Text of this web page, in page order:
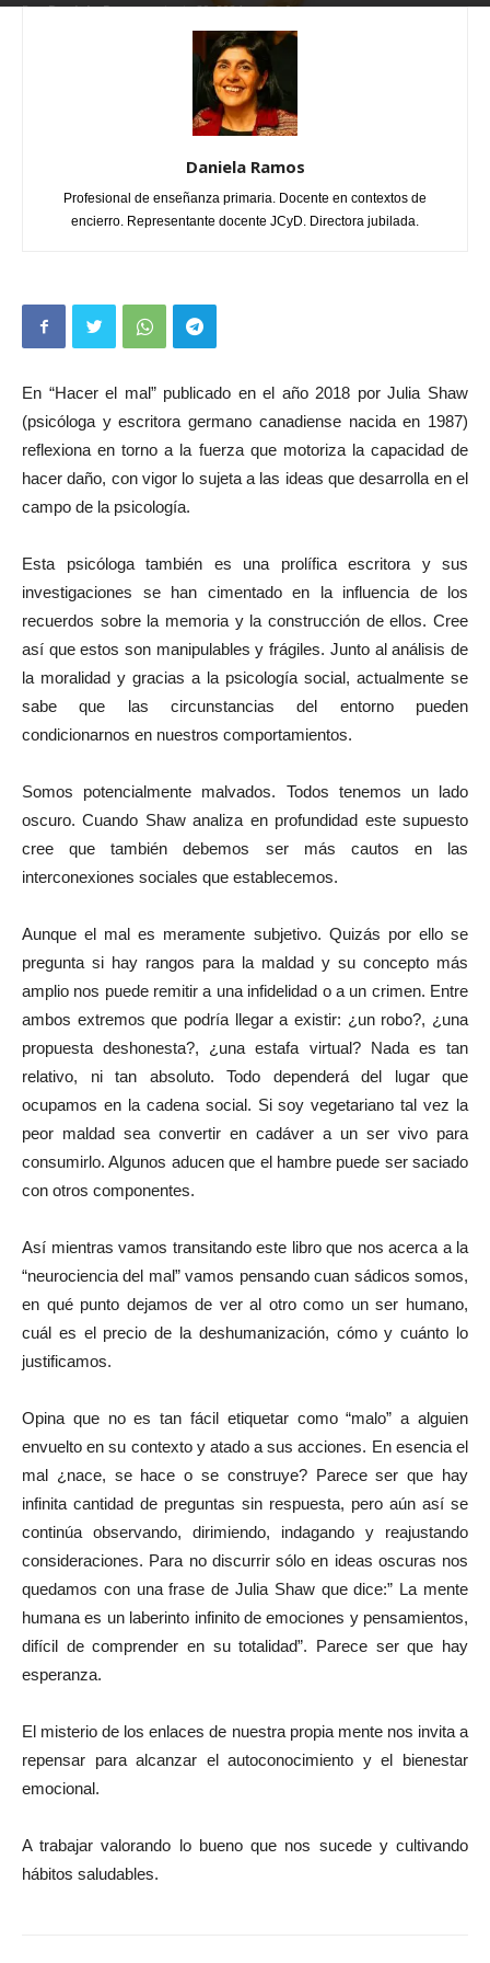
Por Daniela Ramos - junio 29, 2024 0
Daniela Ramos
Profesional de enseñanza primaria. Docente en contextos de
encierro. Representante docente JCyD. Directora jubilada.
En “Hacer el mal” publicado en el año 2018 por Julia Shaw
(psicóloga y escritora germano canadiense nacida en 1987)
reflexiona en torno a la fuerza que motoriza la capacidad de
hacer daño, con vigor lo sujeta a las ideas que desarrolla en el
campo de la psicología.
Esta psicóloga también es una prolífica escritora y sus
investigaciones se han cimentado en la influencia de los
recuerdos sobre la memoria y la construcción de ellos. Cree
así que estos son manipulables y frágiles. Junto al análisis de
la moralidad y gracias a la psicología social, actualmente se
sabe que las circunstancias del entorno pueden
condicionarnos en nuestros comportamientos.
Somos potencialmente malvados. Todos tenemos un lado
oscuro. Cuando Shaw analiza en profundidad este supuesto
cree que también debemos ser más cautos en las
interconexiones sociales que establecemos.
Aunque el mal es meramente subjetivo. Quizás por ello se
pregunta si hay rangos para la maldad y su concepto más
amplio nos puede remitir a una infidelidad o a un crimen. Entre
ambos extremos que podría llegar a existir: ¿un robo?, ¿una
propuesta deshonesta?, ¿una estafa virtual? Nada es tan
relativo, ni tan absoluto. Todo dependerá del lugar que
ocupamos en la cadena social. Si soy vegetariano tal vez la
peor maldad sea convertir en cadáver a un ser vivo para
consumirlo. Algunos aducen que el hambre puede ser saciado
con otros componentes.
Así mientras vamos transitando este libro que nos acerca a la
“neurociencia del mal” vamos pensando cuan sádicos somos,
en qué punto dejamos de ver al otro como un ser humano,
cuál es el precio de la deshumanización, cómo y cuánto lo
justificamos.
Opina que no es tan fácil etiquetar como “malo” a alguien
envuelto en su contexto y atado a sus acciones. En esencia el
mal ¿nace, se hace o se construye? Parece ser que hay
infinita cantidad de preguntas sin respuesta, pero aún así se
continúa observando, dirimiendo, indagando y reajustando
consideraciones. Para no discurrir sólo en ideas oscuras nos
quedamos con una frase de Julia Shaw que dice:” La mente
humana es un laberinto infinito de emociones y pensamientos,
difícil de comprender en su totalidad”. Parece ser que hay
esperanza.
El misterio de los enlaces de nuestra propia mente nos invita a
repensar para alcanzar el autoconocimiento y el bienestar
emocional.
A trabajar valorando lo bueno que nos sucede y cultivando
hábitos saludables.